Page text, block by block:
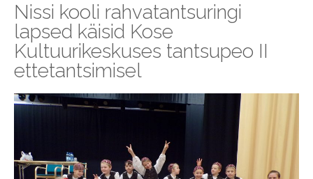
Nissi kooli rahvatantsuringi
lapsed käisid Kose
Kultuurikeskuses tantsupeo II
ettetantsimisel